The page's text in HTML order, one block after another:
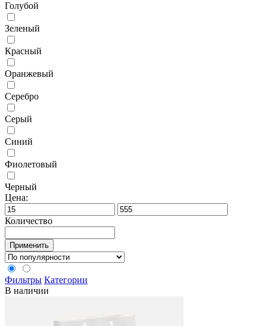
Голубой
Зеленый
Красный
Оранжевый
Серебро
Серый
Синий
Фиолетовый
Черный
Цена:
Количество
Применить
Фильтры Категории
В наличии